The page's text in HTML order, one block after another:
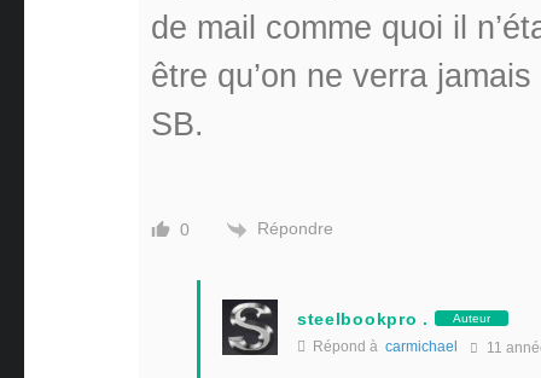
de mail comme quoi il
être qu’on ne verra
SB.
0 Répondre
steelbookpro . Auteur
Répond à carmichael 11